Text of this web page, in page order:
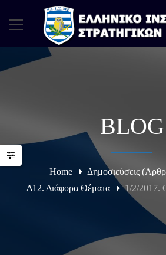
BLOG
Home
Δημοσιεύσεις
Δ12. Διάφορα Θέματα
1/2/2017.